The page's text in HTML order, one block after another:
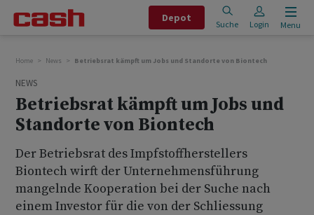
Depot
Suche Login Menu
Home News Betriebsrat kämpft um Jobs und Standorte von Biontech
NEWS
Betriebsrat kämpft um Jobs und
Standorte von Biontech
Der Betriebsrat des Impfstoffherstellers
Biontech wirft der Unternehmensführung
mangelnde Kooperation bei der Suche nach
einem Investor für die von der Schliessung